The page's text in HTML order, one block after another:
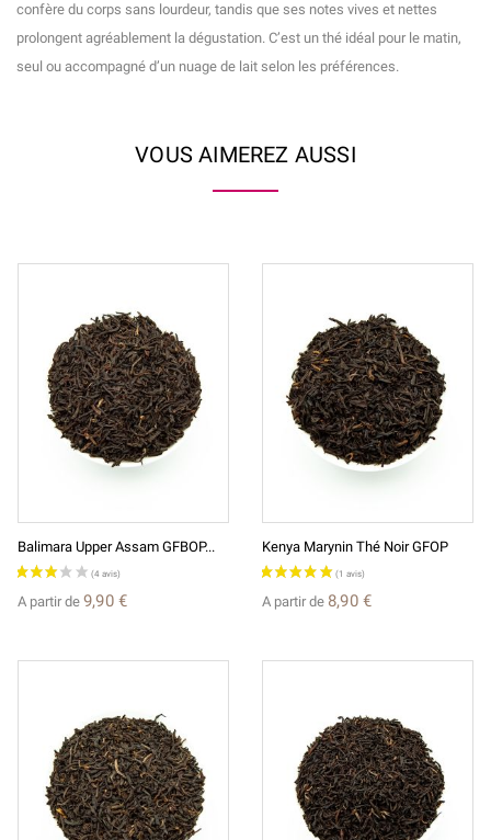
confère du corps sans lourdeur, tandis que ses notes vives et nettes
prolongent agréablement la dégustation. C’est un thé idéal pour le matin,
seul ou accompagné d’un nuage de lait selon les préférences.
VOUS AIMEREZ AUSSI
Balimara Upper Assam GFBOP...
A partir de 9,90 €
Kenya Marynin Thé Noir GFOP
A partir de 8,90 €